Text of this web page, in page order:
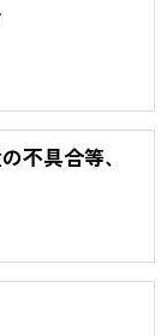
不具合等、